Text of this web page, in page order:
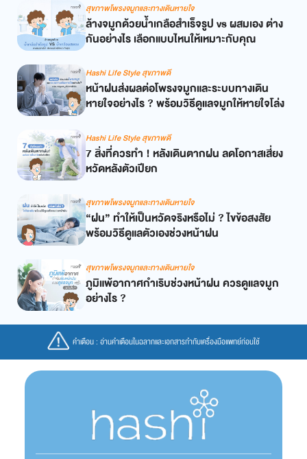
สุขภาพโพรงจมูกและทางเดินหายใจ
ล้างจมูกด้วยน้ำเกลือสำเร็จรูป vs ผสมเอง ต่าง
กันอย่างไร เลือกแบบไหนให้เหมาะกับคุณ
Hashi Life Style สุขภาพดี
หน้าฝนส่งผลต่อโพรงจมูกและระบบทางเดิน
หายใจอย่างไร ? พร้อมวิธีดูแลจมูกให้หายใจโล่ง
Hashi Life Style สุขภาพดี
7 สิ่งที่ควรทำ ! หลังเดินตากฝน ลดโอกาสเสี่ยง
หวัดหลังตัวเปียก
สุขภาพโพรงจมูกและทางเดินหายใจ
“ฝน” ทำให้เป็นหวัดจริงหรือไม่ ? ไขข้อสงสัย
พร้อมวิธีดูแลตัวเองช่วงหน้าฝน
สุขภาพโพรงจมูกและทางเดินหายใจ
ภูมิแพ้อากาศกำเริบช่วงหน้าฝน ควรดูแลจมูก
อย่างไร ?
คำเตือน : อ่านคำเตือนในฉลากและเอกสารกำกับเครื่องมือแพทย์ก่อนใช้